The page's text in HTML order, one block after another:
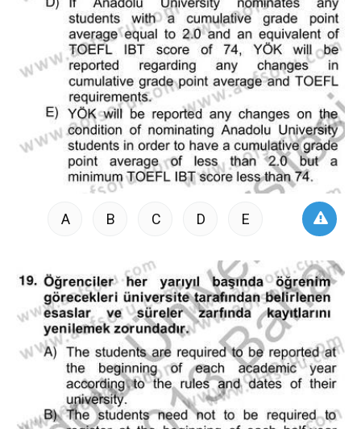
A B C D E